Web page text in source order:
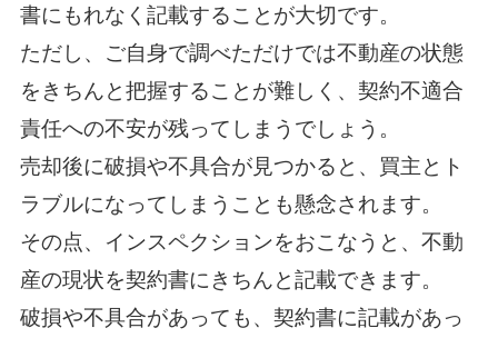
書にもれなく記載することが大切です。
ただし、ご自身で調べただけでは不動産の状態
をきちんと把握することが難しく、契約不適合
責任への不安が残ってしまうでしょう。
売却後に破損や不具合が見つかると、買主とト
ラブルになってしまうことも懸念されます。
その点、インスペクションをおこなうと、不動
産の現状を契約書にきちんと記載できます。
破損や不具合があっても、契約書に記載があっ